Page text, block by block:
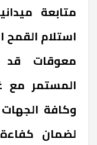
متابعة
استلام القمح
معوقات قد
المستمر مع
وكافة
لضمان كفاءة